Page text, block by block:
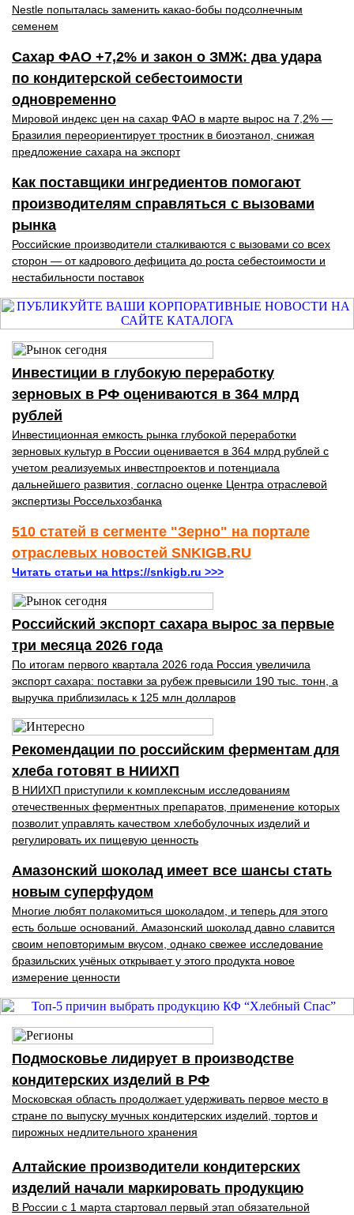
Nestle попыталась заменить какао-бобы подсолнечным
семенем
Сахар ФАО +7,2% и закон о ЗМЖ: два удара
по кондитерской себестоимости
одновременно
Мировой индекс цен на сахар ФАО в марте вырос на 7,2% —
Бразилия переориентирует тростник в биоэтанол, снижая
предложение сахара на экспорт
Как поставщики ингредиентов помогают
производителям справляться с вызовами
рынка
Российские производители сталкиваются с вызовами со всех
сторон — от кадрового дефицита до роста себестоимости и
нестабильности поставок
Инвестиции в глубокую переработку
зерновых в РФ оцениваются в 364 млрд
рублей
Инвестиционная емкость рынка глубокой переработки
зерновых культур в России оценивается в 364 млрд рублей с
учетом реализуемых инвестпроектов и потенциала
дальнейшего развития, согласно оценке Центра отраслевой
экспертизы Россельхозбанка
510 статей в сегменте "Зерно" на портале
отраслевых новостей SNKIGB.RU
Читать статьи на https://snkigb.ru >>>
Российский экспорт сахара вырос за первые
три месяца 2026 года
По итогам первого квартала 2026 года Россия увеличила
экспорт сахара: поставки за рубеж превысили 190 тыс. тонн, а
выручка приблизилась к 125 млн долларов
Рекомендации по российским ферментам для
хлеба готовят в НИИХП
В НИИХП приступили к комплексным исследованиям
отечественных ферментных препаратов, применение которых
позволит управлять качеством хлебобулочных изделий и
регулировать их пищевую ценность
Амазонский шоколад имеет все шансы стать
новым суперфудом
Многие любят полакомиться шоколадом, и теперь для этого
есть больше оснований. Амазонский шоколад давно славится
своим неповторимым вкусом, однако свежее исследование
бразильских учёных открывает у этого продукта новое
измерение ценности
Подмосковье лидирует в производстве
кондитерских изделий в РФ
Московская область продолжает удерживать первое место в
стране по выпуску мучных кондитерских изделий, тортов и
пирожных недлительного хранения
Алтайские производители кондитерских
изделий начали маркировать продукцию
В России с 1 марта стартовал первый этап обязательной